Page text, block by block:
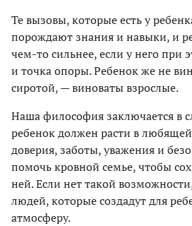
Те вызовы, которые есть у
порождают знания и навыки, и
чем-то сильнее, если у него при
и точка опоры. Ребенок же не
сиротой, — виноваты взрослые.
Наша философия заключается в
ребенок должен расти в
доверия, заботы, уважения и
помочь кровной семье, чтобы
ней. Если нет такой
людей, которые создадут для
атмосферу.